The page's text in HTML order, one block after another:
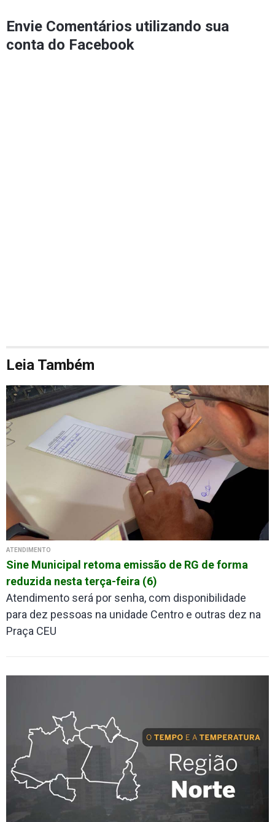
Envie Comentários utilizando sua
conta do Facebook
Leia Também
ATENDIMENTO
Sine Municipal retoma emissão de RG de forma
reduzida nesta terça-feira (6)
Atendimento será por senha, com disponibilidade
para dez pessoas na unidade Centro e outras dez na
Praça CEU